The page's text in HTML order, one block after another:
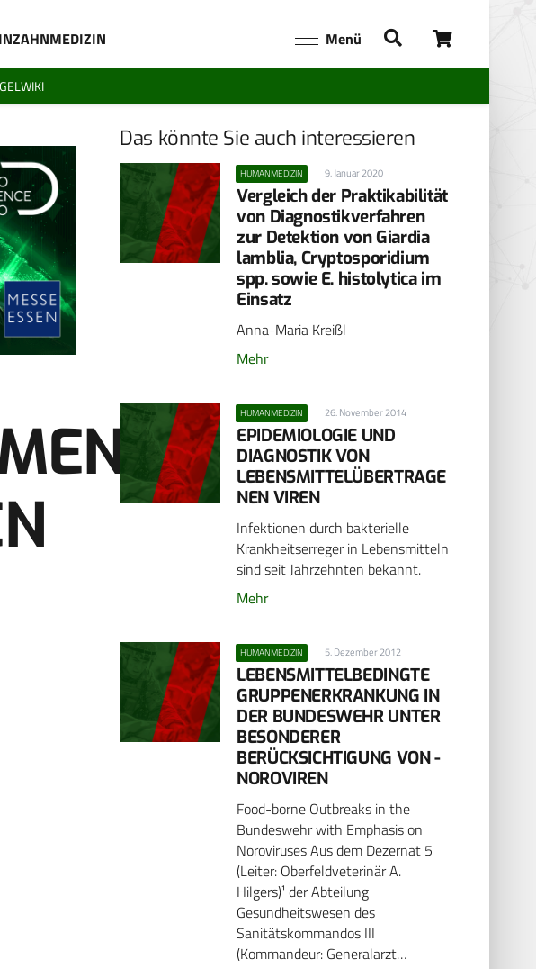
ZAHNMEDIZIN Menü
WIKI
Das könnte Sie auch interessieren
HUMANMEDIZIN 9. Januar 2020
Vergleich der Praktikabilität
von Diagnostikverfahren
zur Detektion von Giardia
lamblia, Cryptosporidium
spp. sowie E. histolytica im
Einsatz
Anna-Maria Kreißl
Mehr
HUMANMEDIZIN 26. November 2014
EPIDEMIOLOGIE UND
DIAGNOSTIK VON
LEBENSMITTELÜBERTRAGE
NEN VIREN
Infektionen durch bakterielle
Krankheitserreger in Lebensmitteln
sind seit Jahrzehnten bekannt.
Mehr
HUMANMEDIZIN 5. Dezember 2012
LEBENSMITTELBEDINGTE
GRUPPENERKRANKUNG IN
DER BUNDESWEHR UNTER
BESONDERER
BERÜCKSICHTIGUNG VON ­
NOROVIREN
Food-borne Outbreaks in the
Bundeswehr with Emphasis on
Noroviruses Aus dem Dezernat 5
(Leiter: Oberfeldveterinär A.
Hilgers)¹ der Abteilung
Gesundheitswesen des
Sanitätskommandos III
(Kommandeur: Generalarzt…